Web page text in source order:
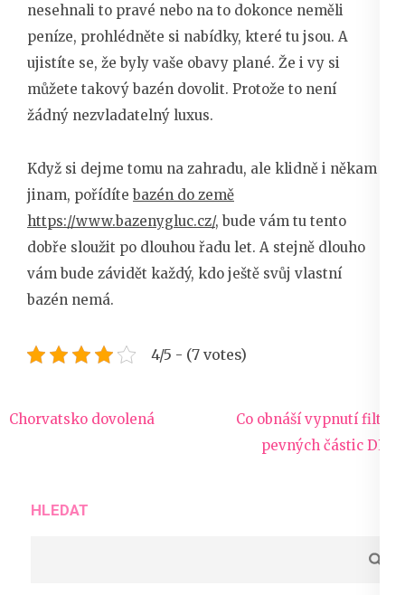
nesehnali to pravé nebo na to dokonce neměli
peníze, prohlédněte si nabídky, které tu jsou. A
ujistíte se, že byly vaše obavy plané. Že i vy si
můžete takový bazén dovolit. Protože to není
žádný nezvladatelný luxus.
Když si dejme tomu na zahradu, ale klidně i někam
jinam, pořídítebazén do země
https://www.bazenygluc.cz/, bude vám tu tento
dobře sloužit po dlouhou řadu let. A stejně dlouho
vám bude závidět každý, kdo ještě svůj vlastní
bazén nemá.
4/5 - (7 votes)
Navigace
Chorvatsko dovolená
Co obnáší vypnutí filtru
pevných částic DPF
HLEDAT